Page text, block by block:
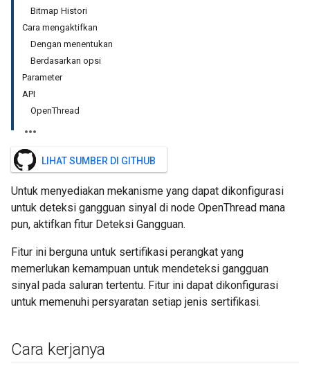
Bitmap Histori
Cara mengaktifkan
Dengan menentukan
Berdasarkan opsi
Parameter
API
OpenThread
LIHAT SUMBER DI GITHUB
Untuk menyediakan mekanisme yang dapat dikonfigurasi
untuk deteksi gangguan sinyal di node OpenThread mana
pun, aktifkan fitur Deteksi Gangguan.
Fitur ini berguna untuk sertifikasi perangkat yang
memerlukan kemampuan untuk mendeteksi gangguan
sinyal pada saluran tertentu. Fitur ini dapat dikonfigurasi
untuk memenuhi persyaratan setiap jenis sertifikasi.
Cara kerjanya